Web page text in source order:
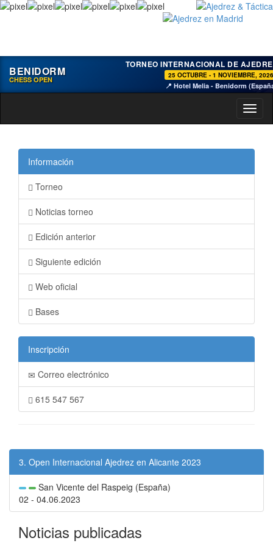
BENIDORM
CHESS OPEN
TORNEO INTERNACIONAL DE
25 OCTUBRE - 1 NOVIEMBRE, 2026
📍 Hotel Melia - Benidorm
Información
Torneo
Noticias torneo
Edición anterior
Siguiente edición
Web oficial
Bases
Inscripción
Correo electrónico
615 547 567
3. Open Internacional Ajedrez en Alicante 2023
San Vicente del Raspeig (España)
02 - 04.06.2023
Noticias publicadas